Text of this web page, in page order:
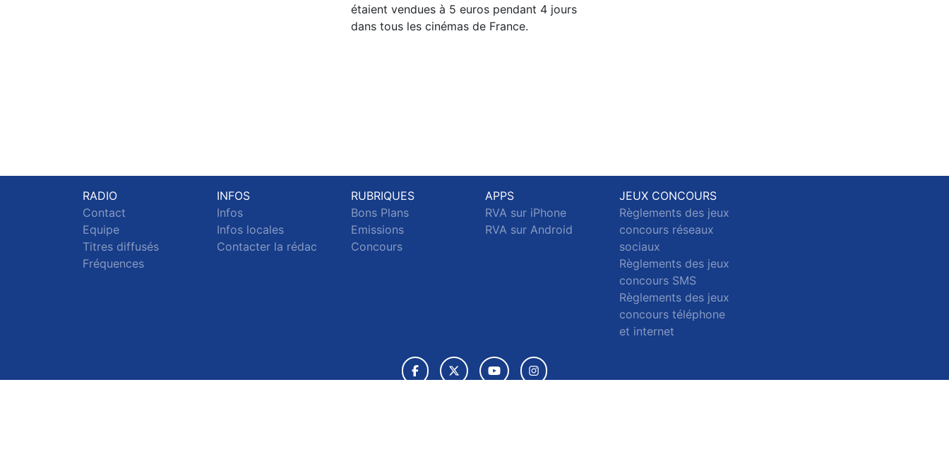
étaient vendues à 5 euros pendant 4 jours
dans tous les cinémas de France.
RADIO
Contact
Equipe
Titres diffusés
Fréquences
INFOS
Infos
Infos locales
Contacter la rédac
RUBRIQUES
Bons Plans
Emissions
Concours
APPS
RVA sur iPhone
RVA sur Android
JEUX CONCOURS
Règlements des jeux
concours réseaux
sociaux
Règlements des jeux
concours SMS
Règlements des jeux
concours téléphone
et internet